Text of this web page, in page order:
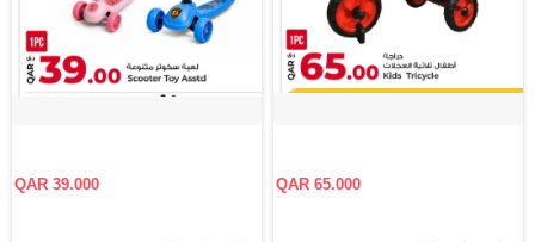
QAR 65.000
QAR 39.000